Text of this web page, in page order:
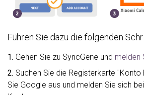
Führen Sie dazu die folgenden
1. Gehen Sie zu SyncGene und melden
2. Suchen Sie die Registerkarte "Konto
Sie Google aus und melden Sie sich